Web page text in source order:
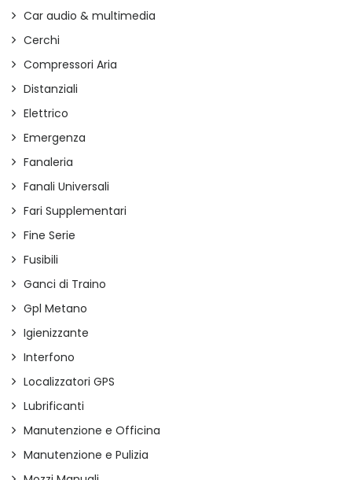
Car audio & multimedia
Cerchi
Compressori Aria
Distanziali
Elettrico
Emergenza
Fanaleria
Fanali Universali
Fari Supplementari
Fine Serie
Fusibili
Ganci di Traino
Gpl Metano
Igienizzante
Interfono
Localizzatori GPS
Lubrificanti
Manutenzione e Officina
Manutenzione e Pulizia